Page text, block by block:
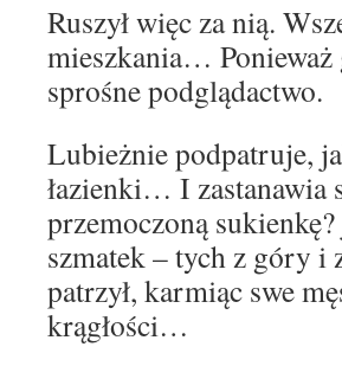
Ruszył więc za nią.
mieszkania… Ponieważ
sprośne podglądactwo.
Lubieżnie podpatruje,
łazienki… I zastanawia
przemoczoną
szmatek – tych z góry i
patrzył, karmiąc swe
krągłości…